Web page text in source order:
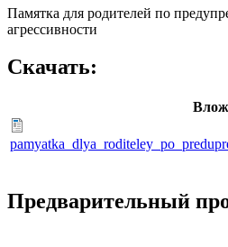
Памятка для родителей по
агрессивности
Скачать:
Предварительный